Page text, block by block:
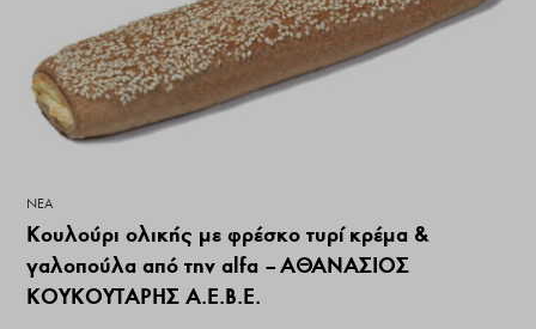
ΝΕΑ
Κουλούρι ολικής με φρέσκο τυρί κρέμα &
γαλοπούλα από την alfa – ΑΘΑΝΑΣΙΟΣ
ΚΟΥΚΟΥΤΑΡΗΣ Α.Ε.Β.Ε.